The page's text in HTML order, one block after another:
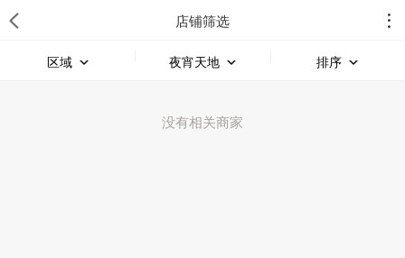
店铺筛选
区域 夜宵天地 排序
没有相关商家